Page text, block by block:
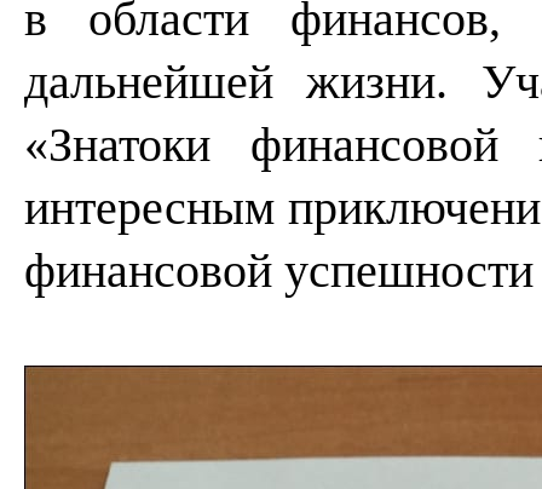
в области
дальнейшей жизни.
«Знатоки финансовой
интересным
финансовой